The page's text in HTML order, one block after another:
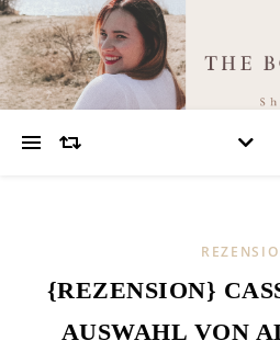
{REZENSION}
AUSWAHL VON